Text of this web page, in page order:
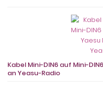
Kabel Mini-DIN6 auf Mini-
an Yeasu-Radio